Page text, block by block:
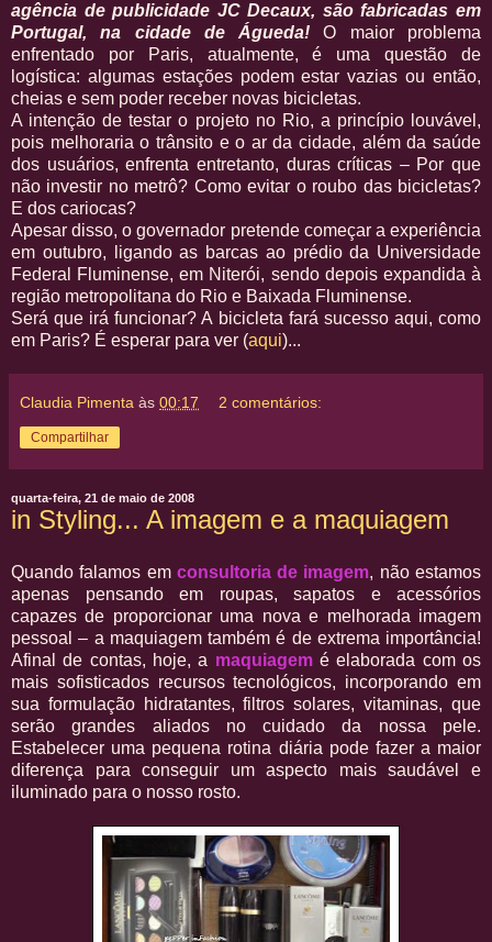
agência de publicidade JC Decaux, são fabricadas em
Portugal, na cidade de Águeda! O maior problema
enfrentado por Paris, atualmente, é uma questão de
logística: algumas estações podem estar vazias ou então,
cheias e sem poder receber novas bicicletas.
A intenção de testar o projeto no Rio, a princípio louvável,
pois melhoraria o trânsito e o ar da cidade, além da saúde
dos usuários, enfrenta entretanto, duras críticas – Por que
não investir no metrô? Como evitar o roubo das bicicletas?
E dos cariocas?
Apesar disso, o governador pretende começar a experiência
em outubro, ligando as barcas ao prédio da Universidade
Federal Fluminense, em Niterói, sendo depois expandida à
região metropolitana do Rio e Baixada Fluminense.
Será que irá funcionar? A bicicleta fará sucesso aqui, como
em Paris? É esperar para ver (aqui)...
Claudia Pimenta às 00:17 2 comentários:
Compartilhar
quarta-feira, 21 de maio de 2008
in Styling... A imagem e a maquiagem
Quando falamos em consultoria de imagem, não estamos
apenas pensando em roupas, sapatos e acessórios
capazes de proporcionar uma nova e melhorada imagem
pessoal – a maquiagem também é de extrema importância!
Afinal de contas, hoje, a maquiagemé elaborada com os
mais sofisticados recursos tecnológicos, incorporando em
sua formulação hidratantes, filtros solares, vitaminas, que
serão grandes aliados no cuidado da nossa pele.
Estabelecer uma pequena rotina diária pode fazer a maior
diferença para conseguir um aspecto mais saudável e
iluminado para o nosso rosto.